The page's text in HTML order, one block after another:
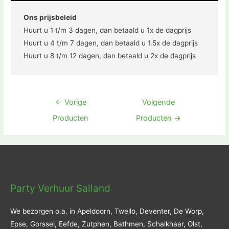
Ons prijsbeleid
Huurt u 1 t/m 3 dagen, dan betaald u 1x de dagprijs
Huurt u 4 t/m 7 dagen, dan betaald u 1.5x de dagprijs
Huurt u 8 t/m 12 dagen, dan betaald u 2x de dagprijs
Bericht
navigatie
← Vorige
Producten
Volgende
Producten →
Party Verhuur Salland
We bezorgen o.a. in Apeldoorn, Twello, Deventer, De Worp,
Epse, Gorssel, Eefde, Zutphen, Bathmen, Schalkhaar, Olst,